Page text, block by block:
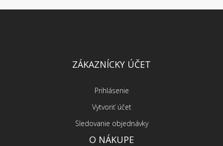
ZÁKAZNÍCKY ÚČET
Prihlásenie
Vytvoriť účet
Sledovanie objednávky
O NÁKUPE